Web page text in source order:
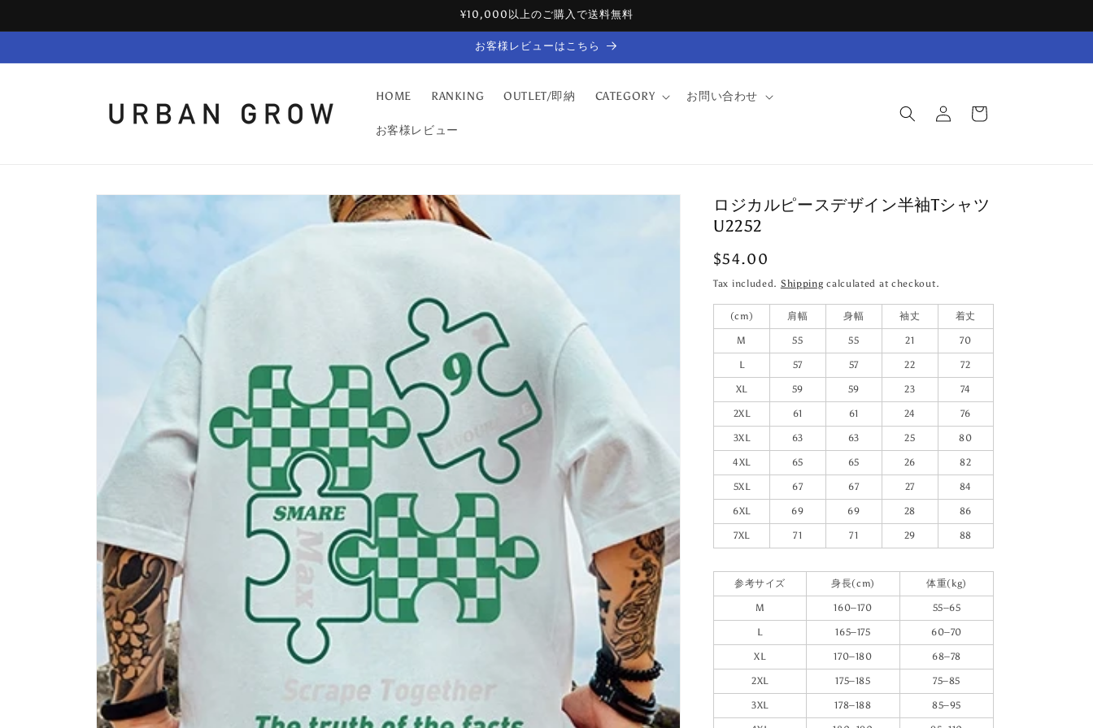
¥10,000以上のご購入で送料無料
お客様レビューはこちら
HOME RANKING OUTLET/即納 CATEGORY お問い合わせ
お客様レビュー
Log
in
Cart
Skip to
ロジカルピースデザイン半袖Tシャツ
U2252
Regular
price
$54.00
Tax included. Shipping calculated at checkout.
(cm) 肩幅 身幅 袖丈 着丈
M 55 55 21 70
L 57 57 22 72
XL 59 59 23 74
2XL 61 61 24 76
3XL 63 63 25 80
4XL 65 65 26 82
5XL 67 67 27 84
6XL 69 69 28 86
7XL 71 71 29 88
参考サイズ 身長(cm) 体重(kg)
M 160–170 55–65
L 165–175 60–70
XL 170–180 68–78
2XL 175–185 75–85
3XL 178–188 85–95